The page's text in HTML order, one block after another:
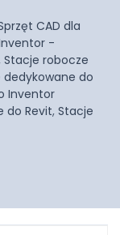
CAD dla
-
Stacje robocze
do
Inventor
do Revit, Stacje